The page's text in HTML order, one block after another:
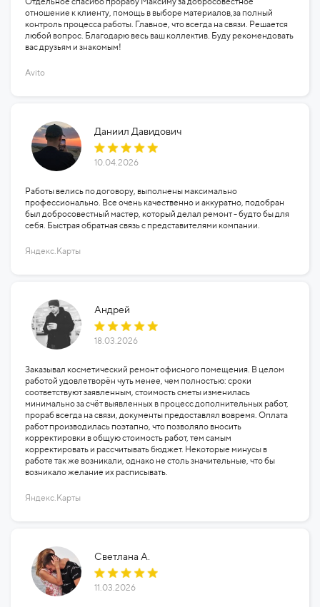
отношение к клиенту, помощь в выборе материалов,за полный
контроль процесса работы. Главное, что всегда на связи. Решается
любой вопрос. Благодарю весь ваш коллектив. Буду рекомендовать
вас друзьям и знакомым!
Avito
Даниил Давидович
10.04.2026
Работы велись по договору, выполнены максимально
профессионально. Все очень качественно и аккуратно, подобран
был добросовестный мастер, который делал ремонт - будто бы для
себя. Быстрая обратная связь с представителями компании.
Яндекс.Карты
Андрей
18.03.2026
Заказывал косметический ремонт офисного помещения. В целом
работой удовлетворён чуть менее, чем полностью: сроки
соответствуют заявленным, стоимость сметы изменилась
минимально за счёт выявленных в процесс дополнительных работ,
прораб всегда на связи, документы предоставлял вовремя. Оплата
работ производилась поэтапно, что позволяло вносить
корректировки в общую стоимость работ, тем самым
корректировать и рассчитывать бюджет. Некоторые минусы в
работе так же возникали, однако не столь значительные, что бы
возникало желание их расписывать.
Яндекс.Карты
Светлана А.
11.03.2026